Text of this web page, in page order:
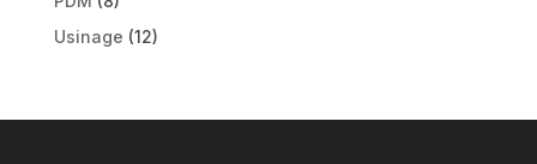
Usinage (12)